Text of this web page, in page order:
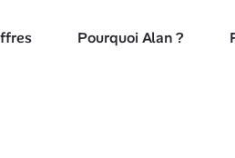
Pourquoi Alan ?